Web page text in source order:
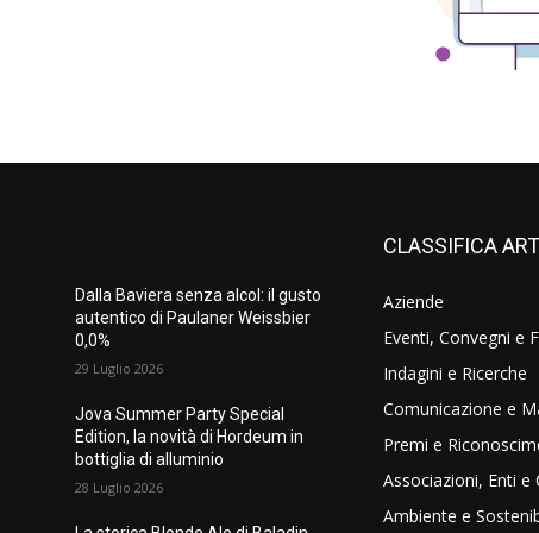
Dalla Baviera senza alcol: il gusto
autentico di Paulaner Weissbier
0,0%
29 Luglio 2026
Jova Summer Party Special
Edition, la novità di Hordeum in
bottiglia di alluminio
28 Luglio 2026
CLASSIFICA
Aziende
Eventi, Convegni e
Indagini e Ricerche
Comunicazione e
Premi e
Associazioni, Enti e
Ambiente e